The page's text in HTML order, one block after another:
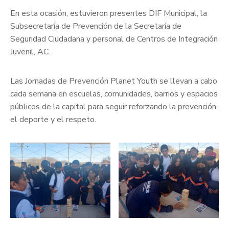
En esta ocasión, estuvieron presentes DIF Municipal, la
Subsecretaría de Prevención de la Secretaría de
Seguridad Ciudadana y personal de Centros de Integración
Juvenil, AC.
Las Jornadas de Prevención Planet Youth se llevan a cabo
cada semana en escuelas, comunidades, barrios y espacios
públicos de la capital para seguir reforzando la prevención,
el deporte y el respeto.